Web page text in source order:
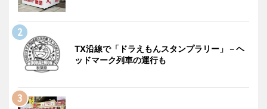
TX沿線で「ドラえもんスタンプラリー」－ヘ
ッドマーク列車の運行も